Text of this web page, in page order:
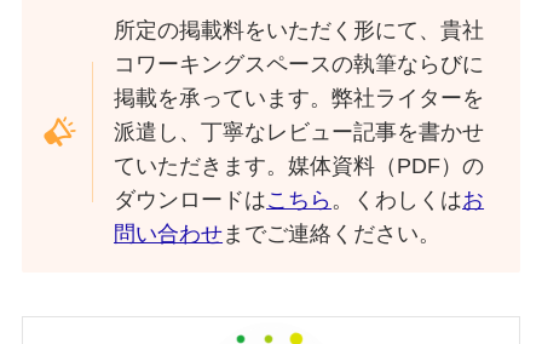
所定の掲載料をいただく形にて、貴社
コワーキングスペースの執筆ならびに
掲載を承っています。弊社ライターを
派遣し、丁寧なレビュー記事を書かせ
ていただきます。媒体資料（PDF）の
ダウンロードはこちら 。くわしくはお
問い合わせまでご連絡ください。